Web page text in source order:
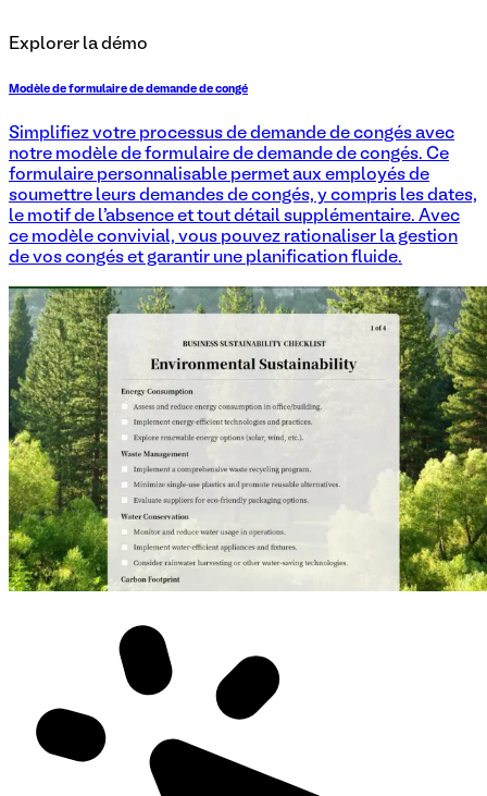
Explorer la démo
Modèle de formulaire de demande de congé
Simplifiez votre processus de demande de congés avec
notre modèle de formulaire de demande de congés. Ce
formulaire personnalisable permet aux employés de
soumettre leurs demandes de congés, y compris les dates,
le motif de l'absence et tout détail supplémentaire. Avec
ce modèle convivial, vous pouvez rationaliser la gestion
de vos congés et garantir une planification fluide.